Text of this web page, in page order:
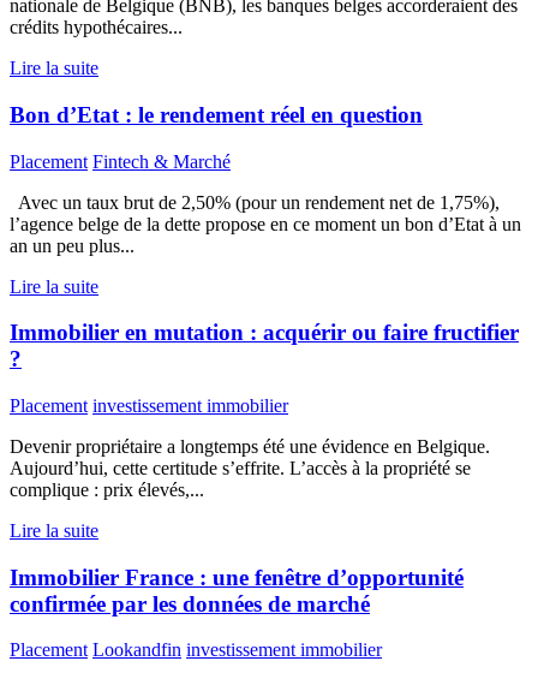
nationale de Belgique (BNB), les banques belges accorderaient des
crédits hypothécaires...
Lire la suite
Bon d’Etat : le rendement réel en question
Placement Fintech & Marché
Avec un taux brut de 2,50% (pour un rendement net de 1,75%),
l’agence belge de la dette propose en ce moment un bon d’Etat à un
an un peu plus...
Lire la suite
Immobilier en mutation : acquérir ou faire fructifier
?
Placement investissement immobilier
Devenir propriétaire a longtemps été une évidence en Belgique.
Aujourd’hui, cette certitude s’effrite. L’accès à la propriété se
complique : prix élevés,...
Lire la suite
Immobilier France : une fenêtre d’opportunité
confirmée par les données de marché
Placement Lookandfin investissement immobilier